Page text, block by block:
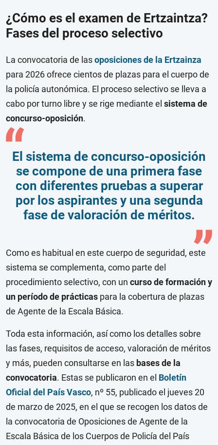
¿Cómo es el examen de Ertzaintza?
Fases del proceso selectivo
La convocatoria de lasoposiciones de la Ertzainza
para 2026 ofrece cientos de plazas para el cuerpo de
la policía autonómica. El proceso selectivo se lleva a
cabo por turno libre y se rige mediante el sistema de
concurso-oposición.
El sistema de concurso-oposición
se compone de una primera fase
con diferentes pruebas a superar
por los aspirantes y una segunda
fase de valoración de méritos.
Como es habitual en este cuerpo de seguridad, este
sistema se complementa, como parte del
procedimiento selectivo, con un curso de formación y
un período de prácticas para la cobertura de plazas
de Agente de la Escala Básica.
Toda esta información, así como los detalles sobre
las fases, requisitos de acceso, valoración de méritos
y más, pueden consultarse en las bases de la
convocatoria. Estas se publicaron en el Boletín
Oficial del País Vasco, nº 55, publicado el jueves 20
de marzo de 2025, en el que se recogen los datos de
la convocatoria de Oposiciones de Agente de la
Escala Básica de los Cuerpos de Policía del País